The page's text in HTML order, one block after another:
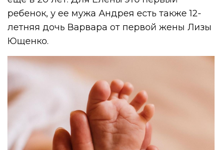
ребенок, у ее мужа Андрея есть также 12-
летняя дочь Варвара от первой жены Лизы
Ющенко.